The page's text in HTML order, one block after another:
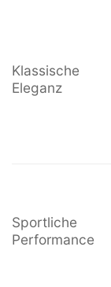
Klassische
Eleganz
Sportliche
Performance